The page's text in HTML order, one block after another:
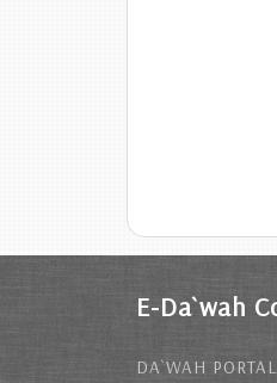
E-Da`wah
DA`WAH